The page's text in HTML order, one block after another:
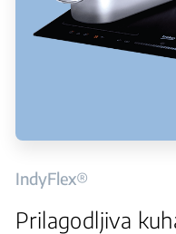
IndyFlex®
Prilagodljiva